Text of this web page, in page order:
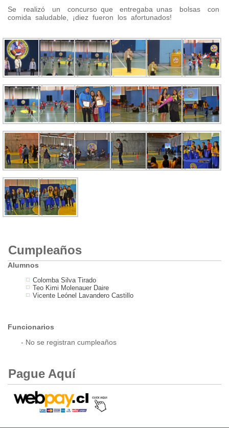
Se realizó un concurso que entregaba unas bolsas con
comida saludable, ¡diez fueron los afortunados!
Cumpleaños
Alumnos
Colomba Silva Tirado
Teo Kimi Molenauer Daire
Vicente Leónel Lavandero Castillo
Funcionarios
- No se registran cumpleaños
Pague Aquí